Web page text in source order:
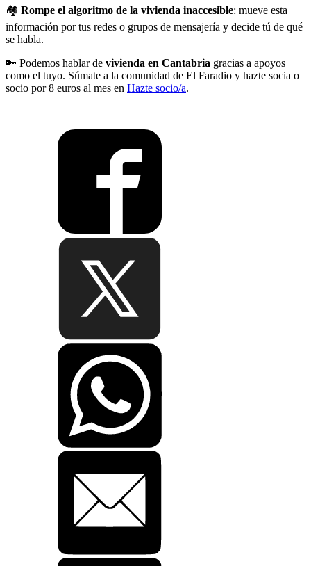
🏘️ Rompe el algoritmo de la vivienda inaccesible: mueve esta
información por tus redes o grupos de mensajería y decide tú de qué
se habla.
🔑 Podemos hablar de vivienda en Cantabria gracias a apoyos
como el tuyo. Súmate a la comunidad de El Faradio y hazte socia o
socio por 8 euros al mes en Hazte socio/a.